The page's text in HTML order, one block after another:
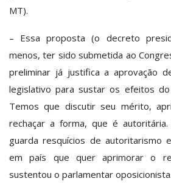
MT).
– Essa proposta (o decreto
menos, ter sido submetida ao
preliminar já justifica a aprovação
legislativo para sustar os efeitos
Temos que discutir seu mérito,
rechaçar a forma, que é
guarda resquícios de autoritarismo
em país que quer aprimorar o
sustentou o parlamentar oposicionista.